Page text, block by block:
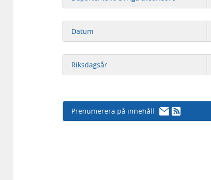
Datum
Riksdagsår
Prenumerera på innehåll